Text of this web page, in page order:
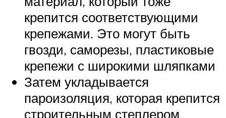
крепится соответствующими
крепежами. Это могут быть
гвозди, саморезы, пластиковые
крепежи с широкими шляпками
Затем укладывается
пароизоляция, которая крепится
строительным степлером